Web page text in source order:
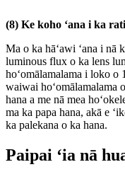
(8) Ke koho ʻana i ka
Ma o ka hāʻawi ʻana i nā
luminous flux o ka lens
hoʻomālamalama i loko
waiwai hoʻomālamalama
hana a me nā mea
ma ka papa hana, akā e
ka palekana o ka hana.
Paipai ʻia nā